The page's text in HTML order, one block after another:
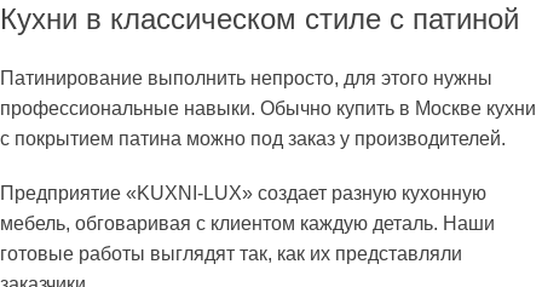
Кухни в классическом стиле с патиной
Патинирование выполнить непросто, для этого нужны
профессиональные навыки. Обычно купить в Москве кухни
с покрытием патина можно под заказ у производителей.
Предприятие «KUXNI-LUX» создает разную кухонную
мебель, обговаривая с клиентом каждую деталь. Наши
готовые работы выглядят так, как их представляли